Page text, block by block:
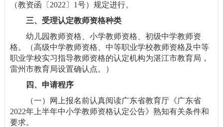
（教资函〔2022〕1号）规定进行。
三、 受理认定教师资格种类
幼儿园教师资格、小学教师资格、初级中学教师资
格。（高级中学教师资格、中等职业学校教师资格及中等
职业学校实习指导教师资格的认定机构为湛江市教育局，
雷州市教育局设置确认点。）
四、申请程序
（一）网上报名前认真阅读广东省教育厅《广东省
2022年上半年中小学教师资格认定公告》熟知有关条件和
要求。